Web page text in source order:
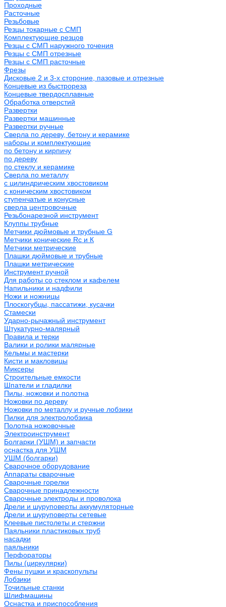
Проходные
Расточные
Резьбовые
Резцы токарные с СМП
Комплектующие резцов
Резцы с СМП наружного точения
Резцы с СМП отрезные
Резцы с СМП расточные
Фрезы
Дисковые 2 и 3-х стороние, пазовые и отрезные
Концевые из быстрореза
Концевые твердосплавные
Обработка отверстий
Развертки
Развертки машинные
Развертки ручные
Сверла по дереву, бетону и керамике
наборы и комплектующие
по бетону и кирпичу
по дереву
по стеклу и керамике
Сверла по металлу
c цилиндрическим хвостовиком
c коническим хвостовиком
cтупенчатые и конусные
сверла центровочные
Резьбонарезной инструмент
Клуппы трубные
Метчики дюймовые и трубные G
Метчики конические Rc и К
Метчики метрические
Плашки дюймовые и трубные
Плашки метрические
Инструмент ручной
Для работы со стеклом и кафелем
Напильники и надфили
Ножи и ножницы
Плоскогубцы, пассатижи, кусачки
Стамески
Ударно-рычажный инструмент
Штукатурно-малярный
Правила и терки
Валики и ролики малярные
Кельмы и мастерки
Кисти и макловицы
Миксеры
Строительные емкости
Шпатели и гладилки
Пилы, ножовки и полотна
Ножовки по дереву
Ножовки по металлу и ручные лобзики
Пилки для электролобзика
Полотна ножовочные
Электроинструмент
Болгарки (УШМ) и запчасти
оснастка для УШМ
УШМ (болгарки)
Сварочное оборудование
Аппараты сварочные
Сварочные горелки
Сварочные принадлежности
Сварочные электроды и проволока
Дрели и шуруповерты аккумуляторные
Дрели и шуруповерты сетевые
Клеевые пистолеты и стержни
Паяльники пластиковых труб
насадки
паяльники
Перфораторы
Пилы (циркулярки)
Фены пушки и краскопульты
Лобзики
Точильные станки
Шлифмашины
Оснастка и приспособления